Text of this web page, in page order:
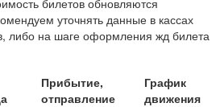
билетов обновляются
уточнять данные в кассах
либо на шаге оформления жд билета
Прибытие,
отправление
График
движения